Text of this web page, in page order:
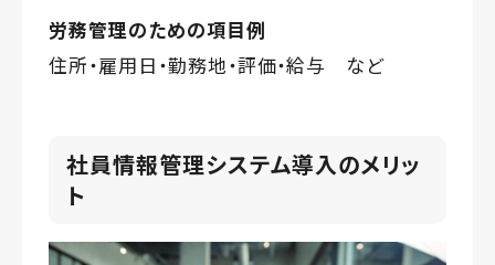
労務管理のための項目例
住所・雇用日・勤務地・評価・給与 など
社員情報管理システム導入のメリッ
ト